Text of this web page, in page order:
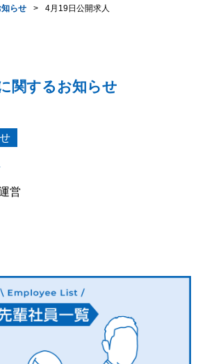
らせ 4月19日公開求人
関するお知らせ
営